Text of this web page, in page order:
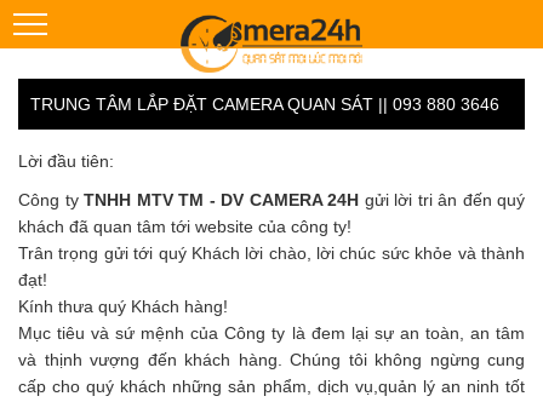
TRUNG TÂM LẮP ĐẶT CAMERA QUAN SÁT || 093 880 3646
Lời đầu tiên:
Công ty TNHH MTV TM - DV CAMERA 24H gửi lời tri ân đến quý
khách đã quan tâm tới website của công ty!
Trân trọng gửi tới quý Khách lời chào, lời chúc sức khỏe và thành
đạt!
Kính thưa quý Khách hàng!
Mục tiêu và sứ mệnh của Công ty là đem lại sự an toàn, an tâm
và thịnh vượng đến khách hàng. Chúng tôi không ngừng cung
cấp cho quý khách những sản phẩm, dịch vụ,quản lý an ninh tốt